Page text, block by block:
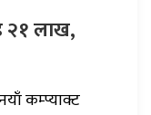
२१ लाख,
कम्प्याक्ट